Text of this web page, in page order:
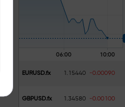
EURUSD.fx 1.15440 -0.00090
GBPUSD.fx 1.34580 -0.00100